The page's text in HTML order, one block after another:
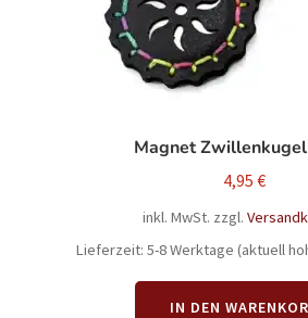
Magnet
4,95 €
inkl. MwSt. zzgl.
Lieferzeit: 5-8 Werktage (aktuell
IN DEN